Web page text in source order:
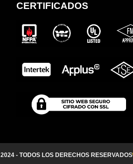
CERTIFICADOS
2024 - TODOS LOS DERECHOS RESERVADOS